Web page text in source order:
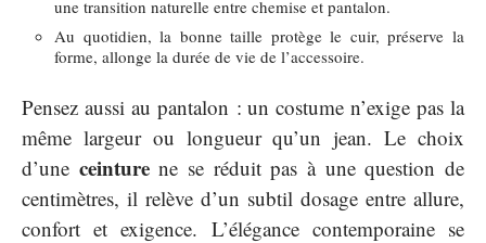
une transition naturelle entre chemise et pantalon.
Au quotidien, la bonne taille protège le cuir, préserve la
forme, allonge la durée de vie de l’accessoire.
Pensez aussi au pantalon : un costume n’exige pas la
même largeur ou longueur qu’un jean. Le choix
d’une ceinturene se réduit pas à une question de
centimètres, il relève d’un subtil dosage entre allure,
confort et exigence. L’élégance contemporaine se